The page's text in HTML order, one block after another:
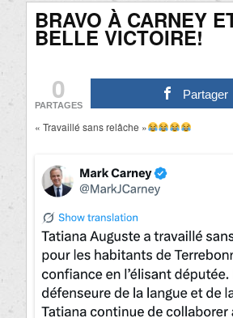
BRAVO À CARNEY
BELLE VICTOIRE!
0
PARTAGES
Partager
« Travaillé sans relâche »